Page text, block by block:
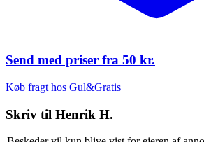
Send med priser fra 50 kr.
Køb fragt hos Gul&Gratis
Skriv til Henrik H.